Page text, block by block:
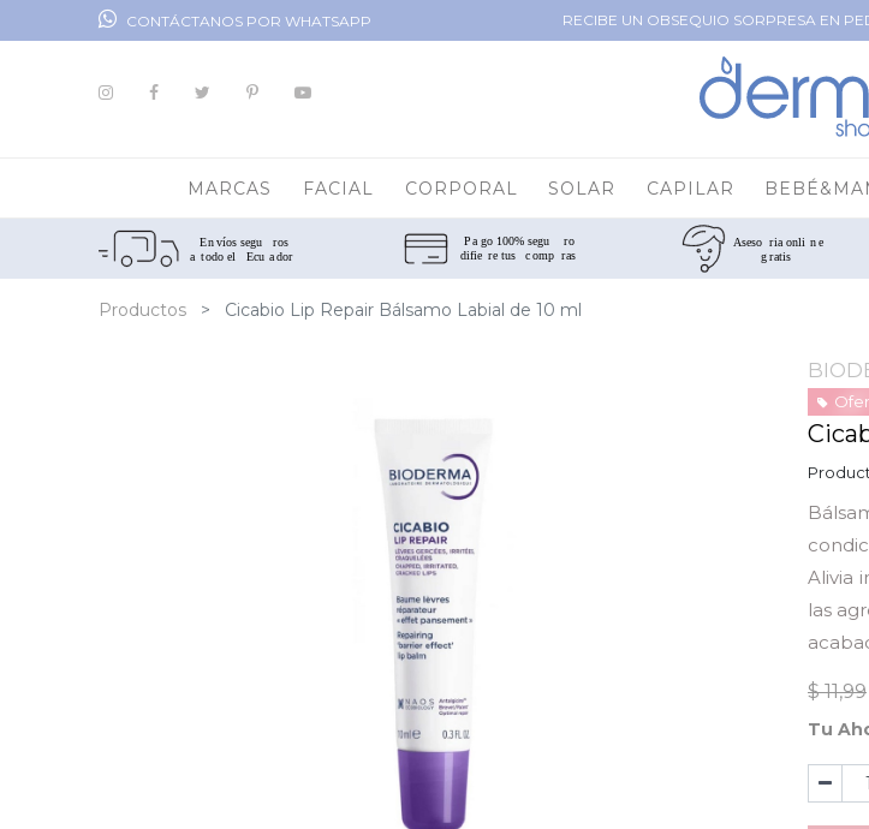
CONTÁCTANOS POR WHATSAPP RECIBE UN OBSEQUIO SORPRESA EN
MARCAS FACIAL CORPORAL SOLAR CAPILAR
Productos Cicabio Lip Repair Bálsamo Labial de 10 ml
Alivia
las
$11,99
Tu